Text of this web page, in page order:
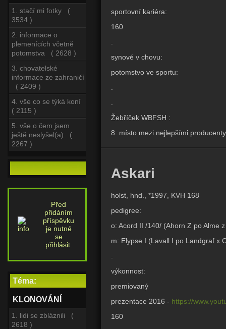
1. stačí mi fotky (
3534 )
2. informace o
plemenících včetně
potomstva ( 2628 )
3. chovatelské
informace ze zahraničí
( 2409 )
4. vše co se týká koní
( 2115 )
5. vše o čem jsem
ještě neslyšel(a) (
2267 )
Před
přidáním
příspěvku
je nutné
se
přihlásit.
Téma:
KLONOVÁNÍ
1. lidi se zbláznili (
2618 )
sportovní kariéra:
160
synové v chovu:
potomstvo ve sportu:
Žebříček WBFSH :
8. místo mezi nejlepšími
Askari
holst, hnd., *1997, KVH 168
pedigree:
o: Acord II /140/ (Ahorn Z po Alme
m: Elypse I (Lavall I po Landgraf x
výkonnost:
premiovaný
prezentace 2016 - https://
160